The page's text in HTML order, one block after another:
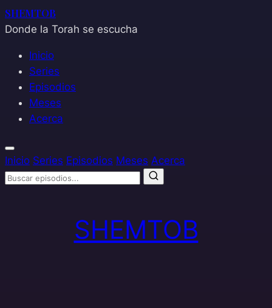
SHEMTOB
Donde la Torah se escucha
Inicio
Series
Episodios
Meses
Acerca
Inicio Series Episodios Meses Acerca
SHEMTOB